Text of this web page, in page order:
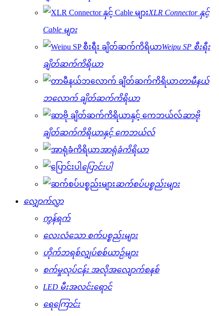
XLR Connector နှင့်
Cable များ
Weipu SP စီးရီး
ချိတ်ဆက်ကိရိယာ
တာမီနယ်
ဘလောက် ချိတ်ဆက်ကိရိယာ
ဆာဗို
ချိတ်ဆက်ကိရိယာနှင့် ကေဘယ်လ်
အာရုံခံကိရိယာ
ပြောင်းပါ
ဆက်စပ်ပစ္စည်းများ
လျှောက်လွှာ
ကွန်ရက်
လေးလံသော စက်ပစ္စည်းများ
ဟိုက်ဘရစ်လျှပ်စစ်ယာဉ်များ
စက်မှုလုပ်ငန်း အလိုအလျောက်စနစ်
LED မီးအလင်းရောင်
ရေကြောင်း